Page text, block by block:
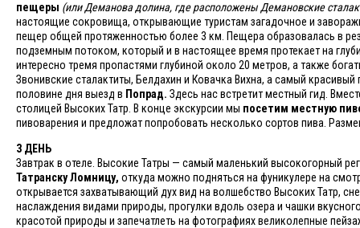
пещеры (или Деманова долина, где расположены Демановские
настоящие сокровища, открывающие туристам загадочное и
пещер общей протяженностью более 3 км. Пещера образовалась в
подземным потоком, который и в настоящее время протекает на
интересно тремя пропастями глубиной около 20 метров, а также
Звонивские сталактиты, Белдахин и Ковачка Вихна, а самый
половине дня выезд в Попрад. Здесь нас встретит местный гид.
столицей Высоких Татр. В конце экскурсии мы посетим местную
пивоварения и предложат попробовать несколько сортов пива.
3 ДЕНЬ
Завтрак в отеле. Высокие Татры — самый маленький высокогорный
Татранску Ломницу, откуда можно подняться на фуникулере на
открывается захватывающий дух вид на волшебство Высоких Татр,
наслаждения видами природы, прогулки вдоль озера и чашки
красотой природы и запечатлеть на фотографиях великолепные